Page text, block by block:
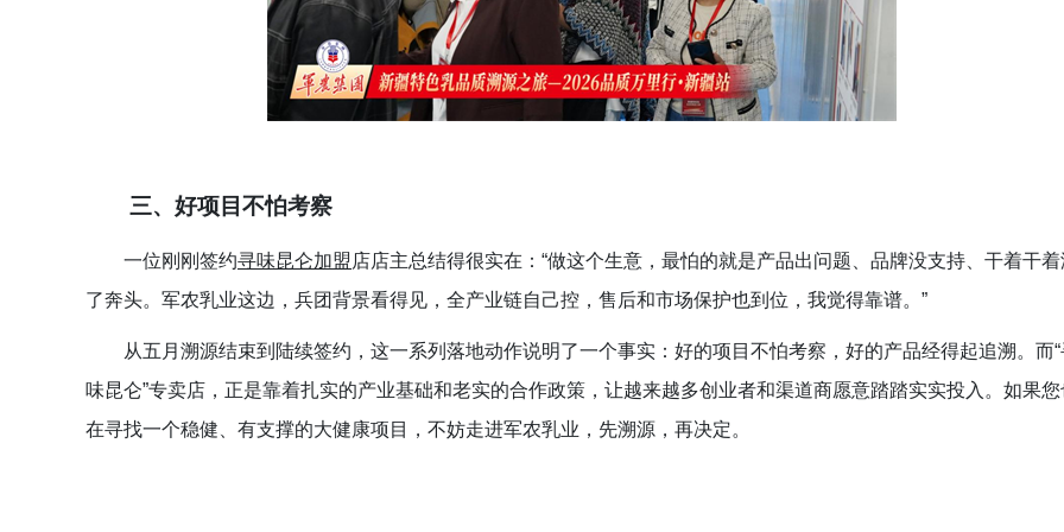
三、 好项目不怕考察
一位刚刚签约寻味昆仑加盟 店店主总结得很实在：“做这个生意，最怕的就是产品出问题、品牌没支持、干着干着
了奔头。军农乳业这边，兵团背景看得见，全产业链自己控，售后和市场保护也到位，我觉得靠谱。”
从五月溯源结束到陆续签约，这一系列落地动作说明了一个事实：好的项目不怕考察，好的产品经得起追溯。而“
味昆仑”专卖店，正是靠着扎实的产业基础和老实的合作政策 ， 让越来越多创业者和渠道商愿意踏踏实实投入。 如果您
在寻找一个稳健、有支撑的大健康项目，不妨走进军农乳业，先溯源，再决定。